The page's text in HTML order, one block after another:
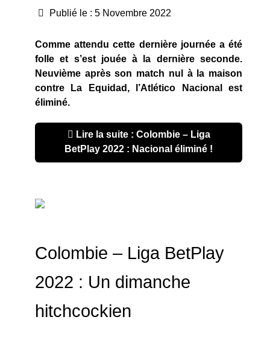
Publié le : 5 Novembre 2022
Comme attendu cette dernière journée a été
folle et s’est jouée à la dernière seconde.
Neuvième après son match nul à la maison
contre La Equidad, l’Atlético Nacional est
éliminé.
Lire la suite : Colombie – Liga
BetPlay 2022 : Nacional éliminé !
Colombie – Liga BetPlay
2022 : Un dimanche
hitchcockien